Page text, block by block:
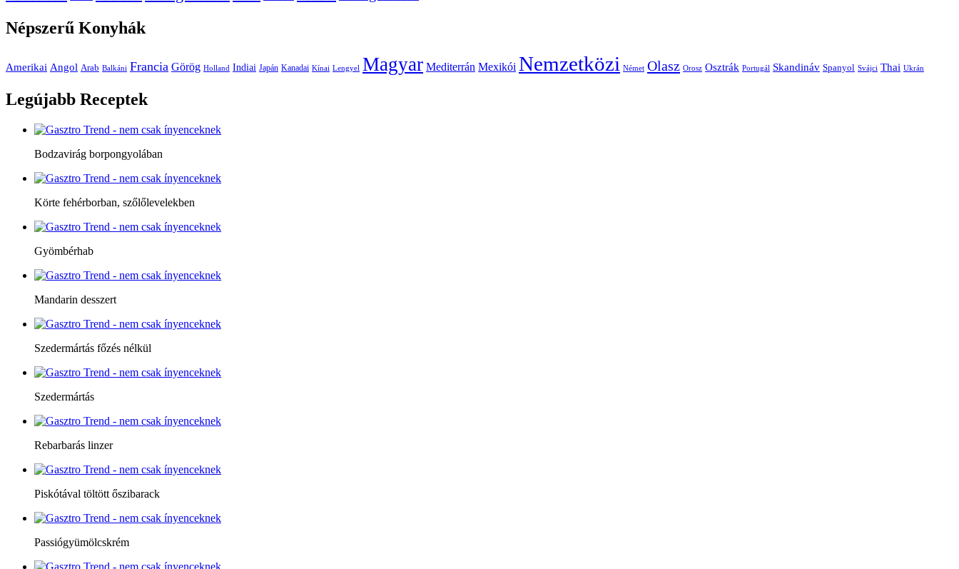
Népszerű Konyhák
Amerikai Angol Arab Balkáni Francia Görög Holland Indiai Japán Kanadai Kínai Lengyel Magyar Mediterrán Mexikói Nemzetközi Német Olasz Orosz Osztrák Portugál Skandináv Spanyol Svájci Thai Ukrán
Legújabb Receptek
Bodzavirág borpongyolában
Körte fehérborban, szőlőlevelekben
Gyömbérhab
Mandarin desszert
Szedermártás főzés nélkül
Szedermártás
Rebarbarás linzer
Piskótával töltött őszibarack
Passiógyümölcskrém